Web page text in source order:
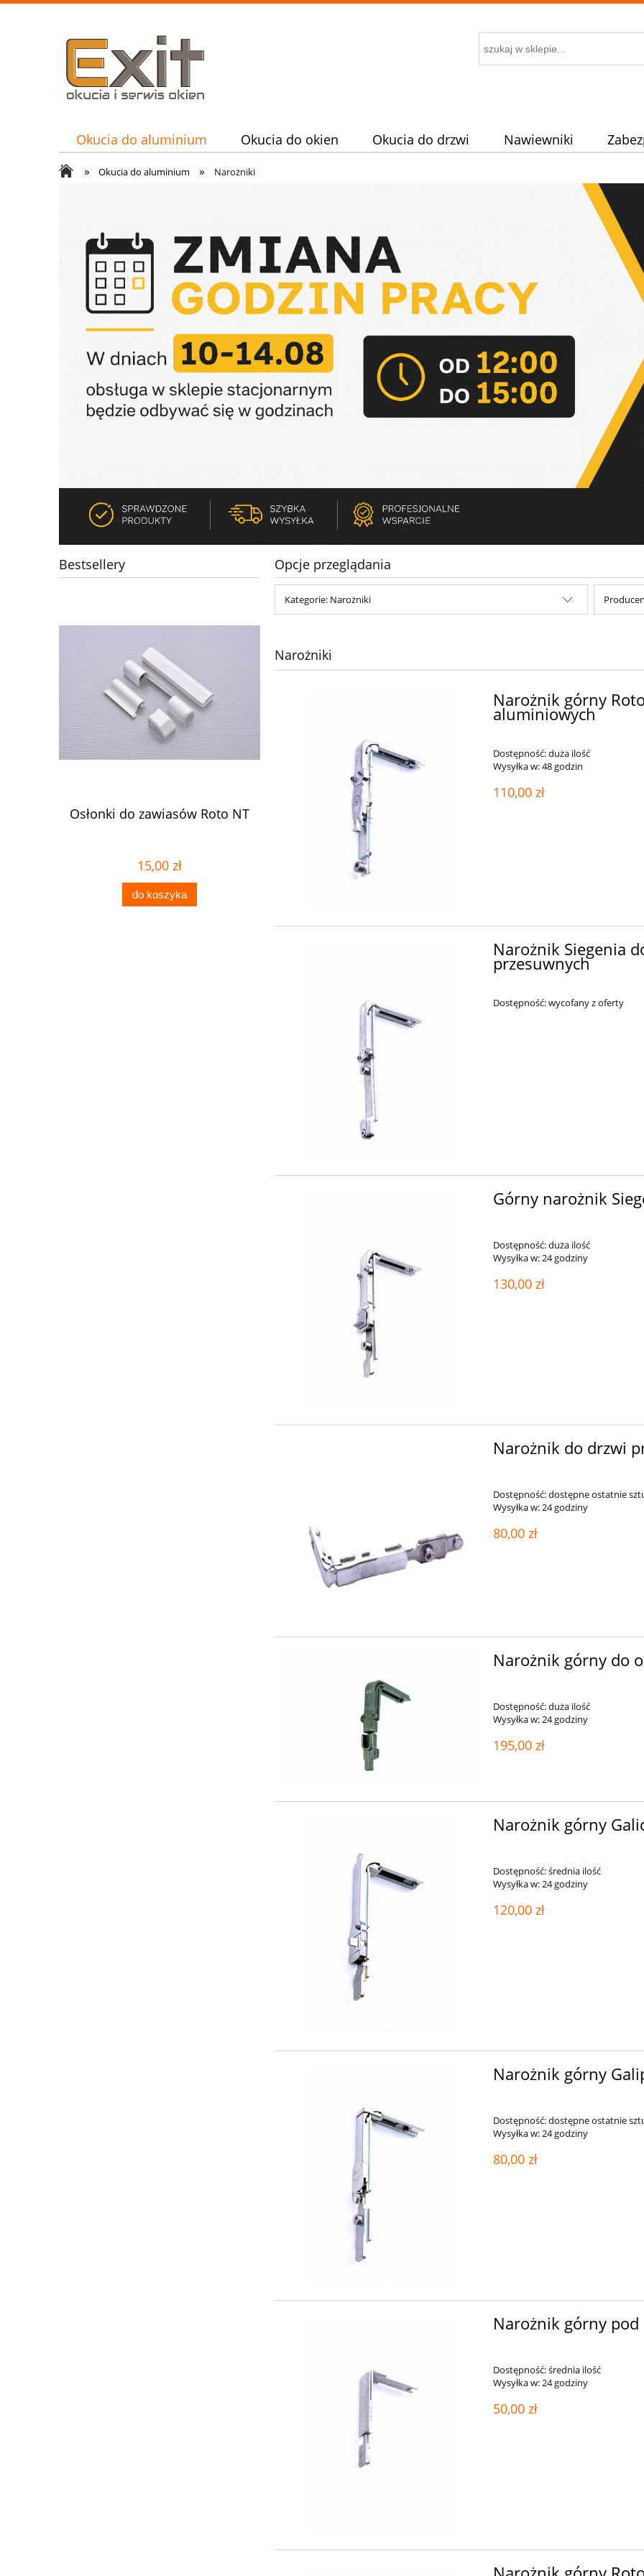
Okucia do aluminium Okucia do okien Okucia do drzwi Nawiewniki
Nasze usługi
» Okucia do aluminium » Narożniki
Bestsellery
Osłonki do zawiasów Roto NT
15,00 zł
do koszyka
Uszczelka przyszybowa 2mm
5,00 zł
Opcje przeglądania
Kategorie: Narożniki
Narożniki
Narożnik górny
aluminiowych
Dostępność:duża ilość
Wysyłka w:48 godzin
110,00 zł
Narożnik Siegenia
przesuwnych
Dostępność:wycofany z oferty
Górny narożnik
Dostępność:duża ilość
Wysyłka w:24 godziny
130,00 zł
Narożnik do drzwi
Dostępność:dostępne ostatnie
Wysyłka w:24 godziny
80,00 zł
Narożnik górny do
Dostępność:duża ilość
Wysyłka w:24 godziny
195,00 zł
Narożnik górny
Dostępność:średnia ilość
Wysyłka w: 24 godziny
120,00 zł
Narożnik górny
Dostępność:dostępne ostatnie
Wysyłka w: 24 godziny
80,00 zł
Narożnik górny
Dostępność:średnia ilość
Wysyłka w: 24 godziny
50,00 zł